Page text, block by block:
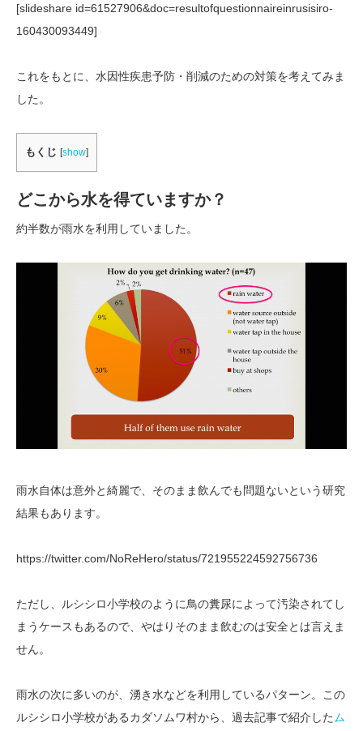
[slideshare id=61527906&doc=resultofquestionnaireinrusisiro-
160430093449]
これをもとに、水因性疾患予防・削減のための対策を考えてみま
した。
もくじ [show]
どこから水を得ていますか？
約半数が雨水を利用していました。
雨水自体は意外と綺麗で、そのまま飲んでも問題ないという研究
結果もあります。
https://twitter.com/NoReHero/status/721955224592756736
ただし、ルシシロ小学校のように鳥の糞尿によって汚染されてし
まうケースもあるので、やはりそのまま飲むのは安全とは言えま
せん。
雨水の次に多いのが、湧き水などを利用しているパターン。この
ルシシロ小学校があるカダソムワ村から、過去記事で紹介した ム